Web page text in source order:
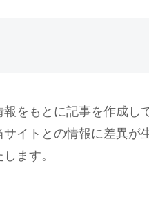
をもとに記事を作成し
イトとの情報に差異が
ます。